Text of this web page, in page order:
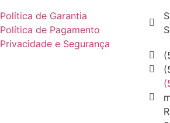
Política de Garantia
Política de Pagamento
Privacidade e Segurança